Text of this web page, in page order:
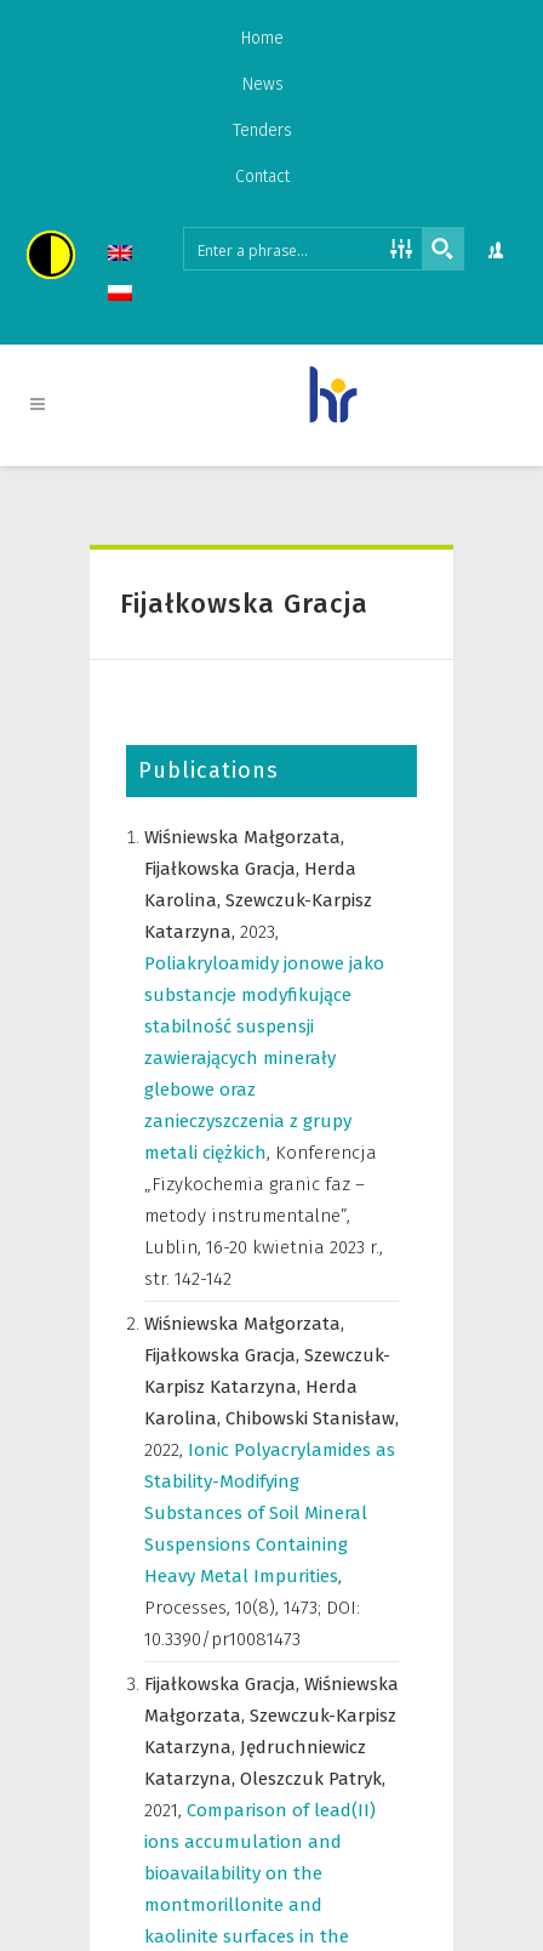
Home
News
Tenders
Contact
Fijałkowska Gracja
Publications
Wiśniewska Małgorzata,
Fijałkowska Gracja, Herda
Karolina, Szewczuk-Karpisz
Katarzyna, 2023,
Poliakryloamidy jonowe jako
substancje modyfikujące
stabilność suspensji
zawierających minerały
glebowe oraz
zanieczyszczenia z grupy
metali ciężkich, Konferencja
„Fizykochemia granic faz –
metody instrumentalne”,
Lublin, 16-20 kwietnia 2023 r.,
str. 142-142
Wiśniewska Małgorzata,
Fijałkowska Gracja, Szewczuk-
Karpisz Katarzyna, Herda
Karolina, Chibowski Stanisław,
2022, Ionic Polyacrylamides as
Stability-Modifying
Substances of Soil Mineral
Suspensions Containing
Heavy Metal Impurities,
Processes, 10(8), 1473; DOI:
10.3390/pr10081473
Fijałkowska Gracja, Wiśniewska
Małgorzata, Szewczuk-Karpisz
Katarzyna, Jędruchniewicz
Katarzyna, Oleszczuk Patryk,
2021, Comparison of lead(II)
ions accumulation and
bioavailability on the
montmorillonite and
kaolinite surfaces in the